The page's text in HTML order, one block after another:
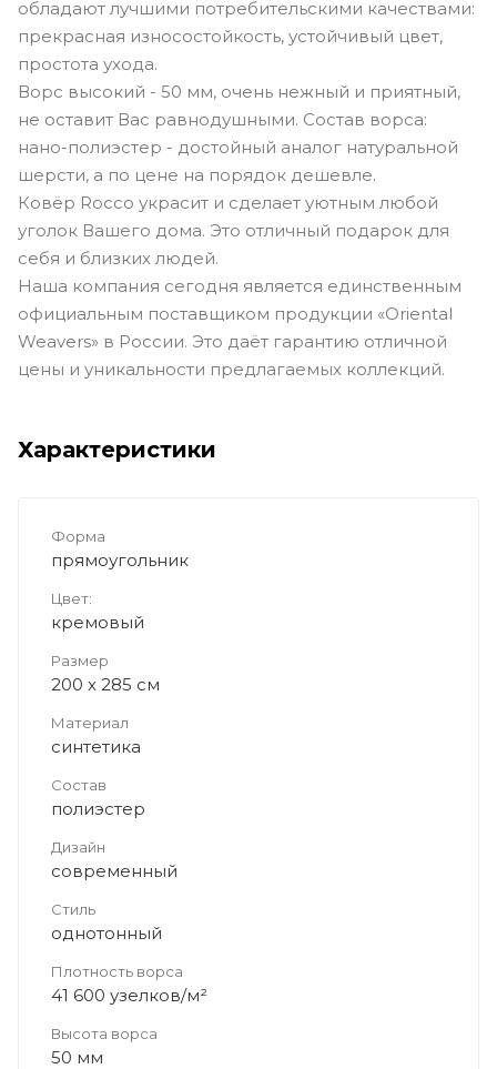
обладают лучшими потребительскими качествами:
прекрасная износостойкость, устойчивый цвет,
простота ухода.
Ворс высокий - 50 мм, очень нежный и приятный,
не оставит Вас равнодушными. Состав ворса:
нано-полиэстер - достойный аналог натуральной
шерсти, а по цене на порядок дешевле.
Ковёр Rocco украсит и сделает уютным любой
уголок Вашего дома. Это отличный подарок для
себя и близких людей.
Наша компания сегодня является единственным
официальным поставщиком продукции «Oriental
Weavers» в России. Это даёт гарантию отличной
цены и уникальности предлагаемых коллекций.
Характеристики
Форма
прямоугольник
Цвет:
кремовый
Размер
200 x 285 см
Материал
синтетика
Состав
полиэстер
Дизайн
современный
Стиль
однотонный
Плотность ворса
41 600 узелков/м²
Высота ворса
50 мм